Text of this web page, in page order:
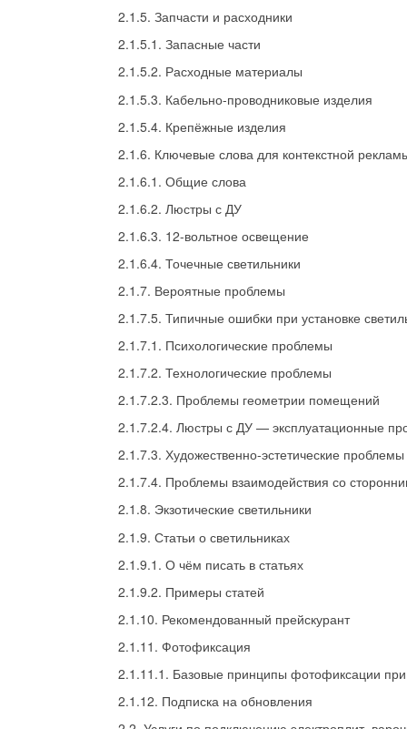
2.1.5. Запчасти и расходники
2.1.5.1. Запасные части
2.1.5.2. Расходные материалы
2.1.5.3. Кабельно-проводниковые изделия
2.1.5.4. Крепёжные изделия
2.1.6. Ключевые слова для контекстной
2.1.6.1. Общие слова
2.1.6.2. Люстры с ДУ
2.1.6.3. 12-вольтное освещение
2.1.6.4. Точечные светильники
2.1.7. Вероятные проблемы
2.1.7.5. Типичные ошибки при установке
2.1.7.1. Психологические проблемы
2.1.7.2. Технологические проблемы
2.1.7.2.3. Проблемы геометрии помещений
2.1.7.2.4. Люстры с ДУ — эксплуатационные
2.1.7.3. Художественно-эстетические проблемы
2.1.7.4. Проблемы взаимодействия со
2.1.8. Экзотические светильники
2.1.9. Статьи о светильниках
2.1.9.1. О чём писать в статьях
2.1.9.2. Примеры статей
2.1.10. Рекомендованный прейскурант
2.1.11. Фотофиксация
2.1.11.1. Базовые принципы фотофиксации при
2.1.12. Подписка на обновления